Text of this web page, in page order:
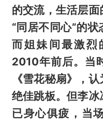
的交流，生活层
“同居不同心”的状
而姐妹间最激烈
2010年前后。当
《雪花秘扇》，
绝佳跳板。但李
已身心俱疲，当